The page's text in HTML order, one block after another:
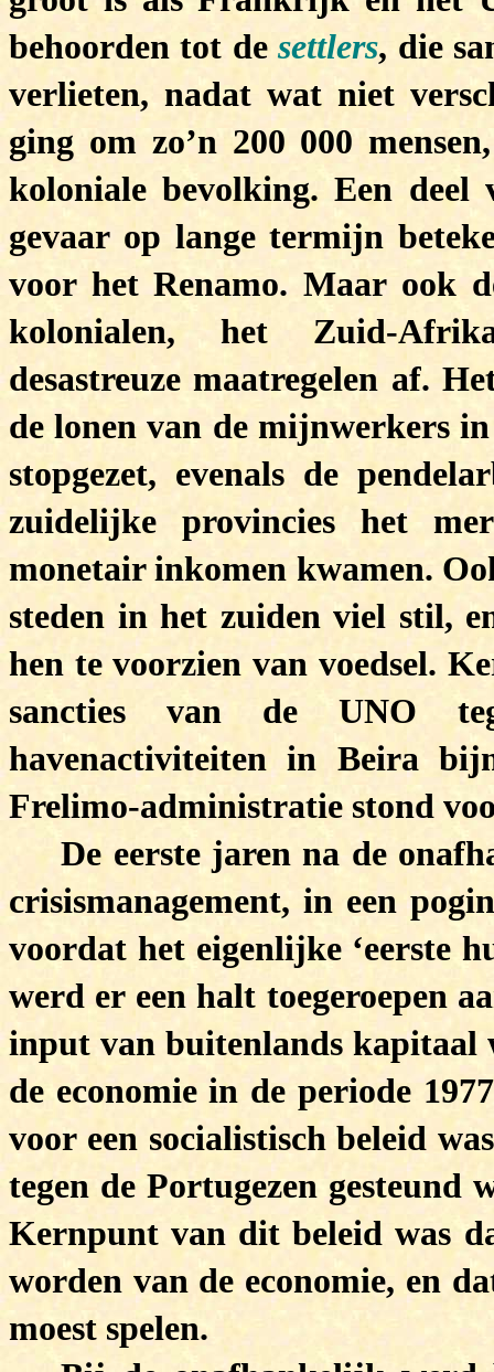
behoorden tot desettlers, die
verlieten, nadat wat niet
ging om zo’n 200 000
koloniale bevolking. Een deel
gevaar op lange termijn
voor het Renamo. Maar ook
kolonialen, het Zuid-
desastreuze maatregelen af.
de lonen van de mijnwerkers
stopgezet, evenals de
zuidelijke provincies het
monetair inkomen kwamen.
steden in het zuiden viel stil,
hen te voorzien van voedsel.
sancties van de UNO
havenactiviteiten in Beira
Frelimo-administratie stond
De eerste jaren na de
crisismanagement, in een
voordat het eigenlijke ‘eerste
werd er een halt toegeroepen
input van buitenlands kapitaal
de economie in de periode
voor een socialistisch beleid
tegen de Portugezen gesteund
Kernpunt van dit beleid was
worden van de economie, en
moest spelen.